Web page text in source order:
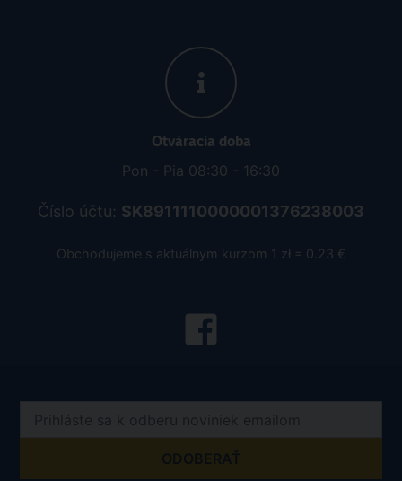
Otváracia doba
Pon - Pia 08:30 - 16:30
Číslo účtu: SK8911110000001376238003
Obchodujeme s aktuálnym kurzom 1 zł = 0.23 €